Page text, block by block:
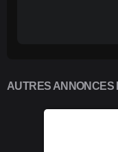
AUTRES ANNONCES